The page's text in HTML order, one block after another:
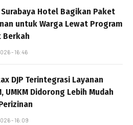
Surabaya Hotel Bagikan Paket
untuk Warga Lewat Program
Berkah
- 16:46
DJP Terintegrasi Layanan
UMKM Didorong Lebih Mudah
- 16:09